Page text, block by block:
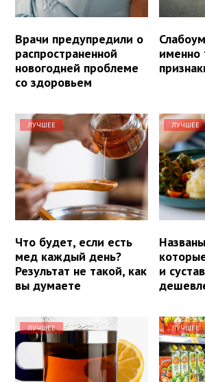
Врачи предупредили о
распространенной
новогодней проблеме
со здоровьем
именно
ЛУЧШЕЕ
Что будет, если есть
мед каждый день?
Результат не такой, как
вы думаете
ЛУЧШЕЕ
и
ЛУЧШЕЕ ЛУЧШЕЕ